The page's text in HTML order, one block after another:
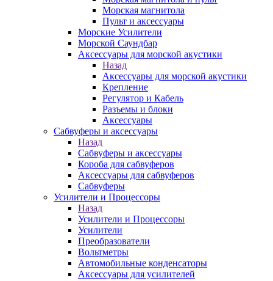
Морская магнитола
Пульт и аксессуары
Морские Усилители
Морской Cаундбар
Аксессуары для морской акустики
Назад
Аксессуары для морской акустики
Крепление
Регулятор и Кабель
Разъемы и блоки
Аксессуары
Сабвуферы и аксессуары
Назад
Сабвуферы и аксессуары
Короба для сабвуферов
Аксессуары для сабвуферов
Сабвуферы
Усилители и Процессоры
Назад
Усилители и Процессоры
Усилители
Преобразователи
Вольтметры
Автомобильные конденсаторы
Аксессуары для усилителей